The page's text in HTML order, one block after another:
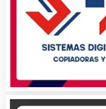
Automóviles
Avaluos